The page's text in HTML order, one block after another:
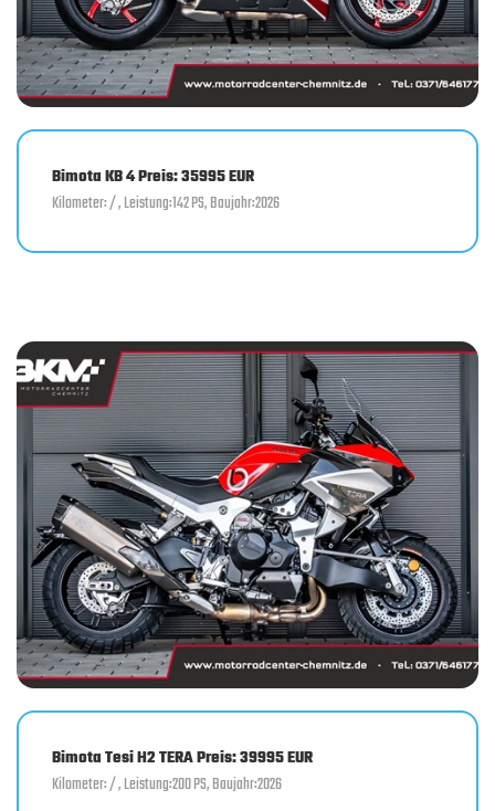
Bimota KB 4 Preis: 35995 EUR
Kilometer: / , Leistung:142 PS, Baujahr:2026
Bimota Tesi H2 TERA Preis: 39995 EUR
Kilometer: / , Leistung:200 PS, Baujahr:2026